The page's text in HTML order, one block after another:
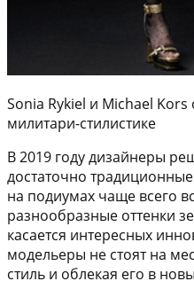
Sonia Rykiel и Michael
милитари-стилистике
В 2019 году дизайнеры
достаточно
на подиумах чаще всего
разнообразные оттенки
касается интересных
модельеры не стоят на
стиль и облекая его в